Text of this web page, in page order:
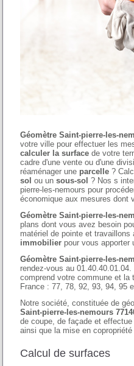
Géomètre Saint-pierre-les-
votre ville pour effectuer les
calculer la surface de votre
cadre d'une vente ou d'une
réaménager une parcelle ?
sol ou unsous-sol ? Nos s
pierre-les-nemours pour
économique aux mesures dont
Géomètre Saint-pierre-les-
plans dont vous avez besoin
matériel de pointe et
immobilier pour vous apporter
Géomètre Saint-pierre-les-
rendez-vous au
comprend votre commune et la
France : 77, 78, 92, 93, 94, 95
Notre société, constituée de
Saint-pierre-les-nemours
de coupe, de façade et
ainsi que la mise en
Calcul de surfaces